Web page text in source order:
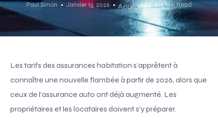
Paul Simon Janvier 13, 2026 Acutalités 3 Min Read
Les tarifs des assurances habitation s’apprêtent à
connaître une nouvelle flambée à partir de 2026, alors que
ceux de l’assurance auto ont déjà augmenté. Les
propriétaires et les locataires doivent s’y préparer.